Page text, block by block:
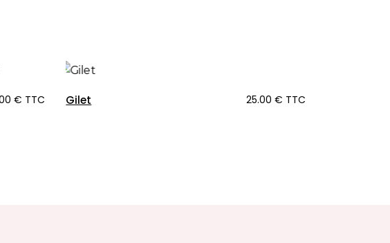
€ TTC Gilet 25.00 € TTC